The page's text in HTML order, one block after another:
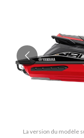
La version du modèle